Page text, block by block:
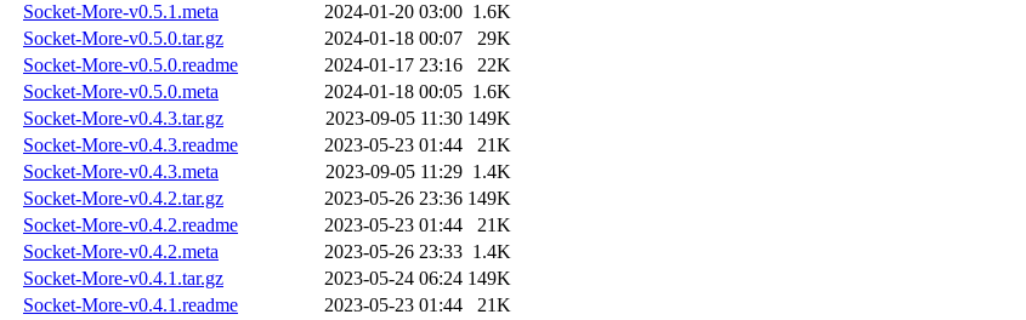
Socket-More-v0.5.1.meta
2024-01-20 03:00 1.6K
Socket-More-v0.5.0.tar.gz
2024-01-18 00:07
29K
Socket-More-v0.5.0.readme
2024-01-17 23:16
22K
Socket-More-v0.5.0.meta
2024-01-18 00:05 1.6K
Socket-More-v0.4.3.tar.gz
2023-09-05 11:30 149K
Socket-More-v0.4.3.readme
2023-05-23 01:44
21K
Socket-More-v0.4.3.meta
2023-09-05 11:29 1.4K
Socket-More-v0.4.2.tar.gz
2023-05-26 23:36 149K
Socket-More-v0.4.2.readme
2023-05-23 01:44
21K
Socket-More-v0.4.2.meta
2023-05-26 23:33 1.4K
Socket-More-v0.4.1.tar.gz
2023-05-24 06:24 149K
Socket-More-v0.4.1.readme
2023-05-23 01:44
21K